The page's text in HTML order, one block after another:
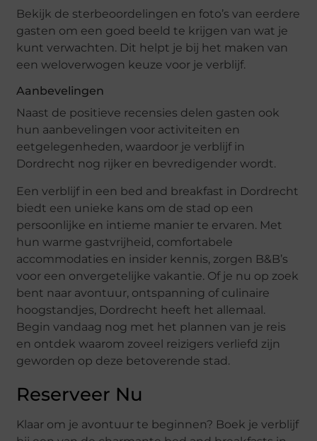
Bekijk de sterbeoordelingen en foto’s van eerdere
gasten om een goed beeld te krijgen van wat je
kunt verwachten. Dit helpt je bij het maken van
een weloverwogen keuze voor je verblijf.
Aanbevelingen
Naast de positieve recensies delen gasten ook
hun aanbevelingen voor activiteiten en
eetgelegenheden, waardoor je verblijf in
Dordrecht nog rijker en bevredigender wordt.
Een verblijf in een bed and breakfast in Dordrecht
biedt een unieke kans om de stad op een
persoonlijke en intieme manier te ervaren. Met
hun warme gastvrijheid, comfortabele
accommodaties en insider kennis, zorgen B&B’s
voor een onvergetelijke vakantie. Of je nu op zoek
bent naar avontuur, ontspanning of culinaire
hoogstandjes, Dordrecht heeft het allemaal.
Begin vandaag nog met het plannen van je reis
en ontdek waarom zoveel reizigers verliefd zijn
geworden op deze betoverende stad.
Reserveer Nu
Klaar om je avontuur te beginnen? Boek je verblijf